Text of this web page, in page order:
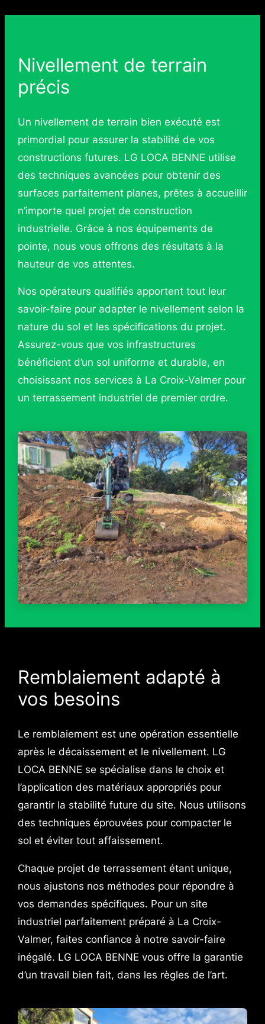
Nivellement de terrain
précis
Un nivellement de terrain bien exécuté est
primordial pour assurer la stabilité de vos
constructions futures. LG LOCA BENNE utilise
des techniques avancées pour obtenir des
surfaces parfaitement planes, prêtes à accueillir
n’importe quel projet de construction
industrielle. Grâce à nos équipements de
pointe, nous vous offrons des résultats à la
hauteur de vos attentes.
Nos opérateurs qualifiés apportent tout leur
savoir-faire pour adapter le nivellement selon la
nature du sol et les spécifications du projet.
Assurez-vous que vos infrastructures
bénéficient d’un sol uniforme et durable, en
choisissant nos services à La Croix-Valmer pour
un terrassement industriel de premier ordre.
Remblaiement adapté à
vos besoins
Le remblaiement est une opération essentielle
après le décaissement et le nivellement. LG
LOCA BENNE se spécialise dans le choix et
l’application des matériaux appropriés pour
garantir la stabilité future du site. Nous utilisons
des techniques éprouvées pour compacter le
sol et éviter tout affaissement.
Chaque projet de terrassement étant unique,
nous ajustons nos méthodes pour répondre à
vos demandes spécifiques. Pour un site
industriel parfaitement préparé à La Croix-
Valmer, faites confiance à notre savoir-faire
inégalé. LG LOCA BENNE vous offre la garantie
d’un travail bien fait, dans les règles de l’art.